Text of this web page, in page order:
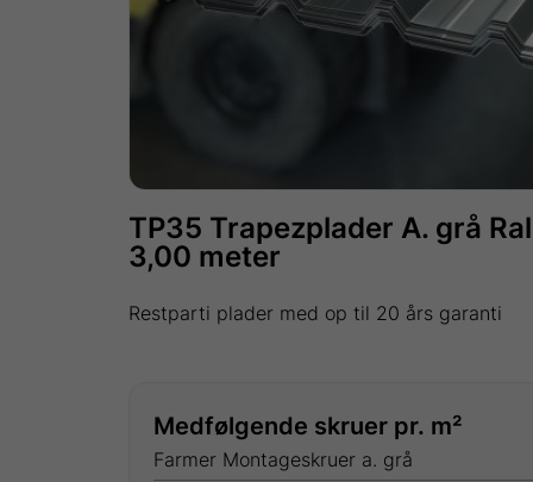
TP35 Trapezplader A. grå
3,00 meter
Restparti plader med op til 20 års garanti
Medfølgende skruer pr. m²
Farmer Montageskruer a. grå